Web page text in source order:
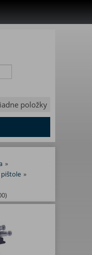
položky
»
»